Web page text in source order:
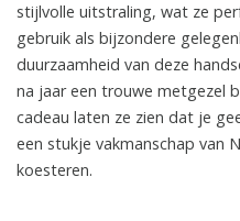
stijlvolle uitstraling, wat ze
gebruik als bijzondere
duurzaamheid van deze
na jaar een trouwe metgezel
cadeau laten ze zien dat je
een stukje vakmanschap van
koesteren.